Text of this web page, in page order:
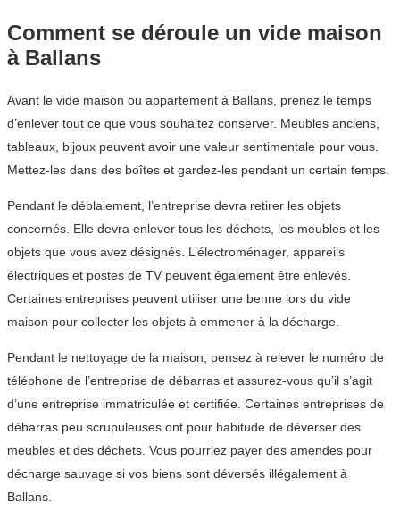
Comment se déroule un vide maison
à Ballans
Avant le vide maison ou appartement à Ballans, prenez le temps
d’enlever tout ce que vous souhaitez conserver. Meubles anciens,
tableaux, bijoux peuvent avoir une valeur sentimentale pour vous.
Mettez-les dans des boîtes et gardez-les pendant un certain temps.
Pendant le déblaiement, l’entreprise devra retirer les objets
concernés. Elle devra enlever tous les déchets, les meubles et les
objets que vous avez désignés. L’électroménager, appareils
électriques et postes de TV peuvent également être enlevés.
Certaines entreprises peuvent utiliser une benne lors du vide
maison pour collecter les objets à emmener à la décharge.
Pendant le nettoyage de la maison, pensez à relever le numéro de
téléphone de l’entreprise de débarras et assurez-vous qu’il s’agit
d’une entreprise immatriculée et certifiée. Certaines entreprises de
débarras peu scrupuleuses ont pour habitude de déverser des
meubles et des déchets. Vous pourriez payer des amendes pour
décharge sauvage si vos biens sont déversés illégalement à
Ballans.